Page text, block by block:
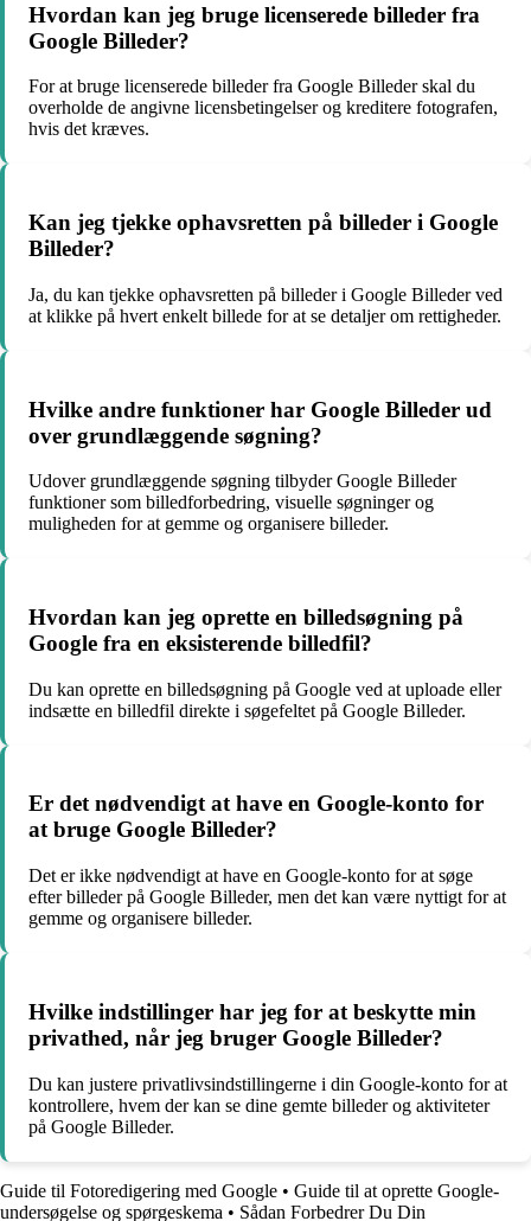
Hvordan kan jeg bruge licenserede billeder fra
Google Billeder?
For at bruge licenserede billeder fra Google Billeder skal du
overholde de angivne licensbetingelser og kreditere fotografen,
hvis det kræves.
Kan jeg tjekke ophavsretten på billeder i Google
Billeder?
Ja, du kan tjekke ophavsretten på billeder i Google Billeder ved
at klikke på hvert enkelt billede for at se detaljer om rettigheder.
Hvilke andre funktioner har Google Billeder ud
over grundlæggende søgning?
Udover grundlæggende søgning tilbyder Google Billeder
funktioner som billedforbedring, visuelle søgninger og
muligheden for at gemme og organisere billeder.
Hvordan kan jeg oprette en billedsøgning på
Google fra en eksisterende billedfil?
Du kan oprette en billedsøgning på Google ved at uploade eller
indsætte en billedfil direkte i søgefeltet på Google Billeder.
Er det nødvendigt at have en Google-konto for
at bruge Google Billeder?
Det er ikke nødvendigt at have en Google-konto for at søge
efter billeder på Google Billeder, men det kan være nyttigt for at
gemme og organisere billeder.
Hvilke indstillinger har jeg for at beskytte min
privathed, når jeg bruger Google Billeder?
Du kan justere privatlivsindstillingerne i din Google-konto for at
kontrollere, hvem der kan se dine gemte billeder og aktiviteter
på Google Billeder.
Guide til Fotoredigering med Google • Guide til at oprette Google-
undersøgelse og spørgeskema • Sådan Forbedrer Du Din